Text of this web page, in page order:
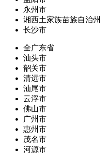
永州市
湘西土家族苗族自治州
长沙市
全广东省
汕头市
韶关市
清远市
汕尾市
云浮市
佛山市
广州市
惠州市
茂名市
河源市